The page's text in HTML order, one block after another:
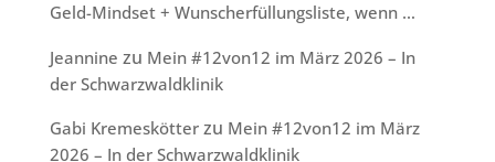
Geld-Mindset + Wunscherfüllungsliste, wenn …
Jeannine zu Mein #12von12 im März 2026 – In
der Schwarzwaldklinik
Gabi Kremeskötterzu Mein #12von12 im März
2026 – In der Schwarzwaldklinik